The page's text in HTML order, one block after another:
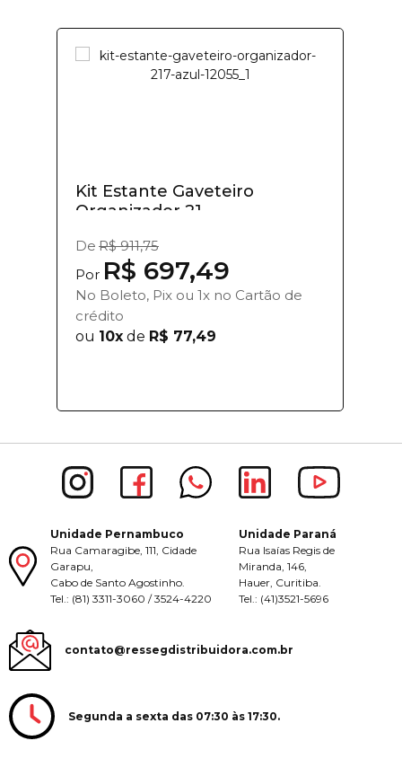
Kit Estante Gaveteiro
Organizador 21....
De R$ 911,75
Por R$ 697,49
No Boleto, Pix ou 1x no Cartão de
crédito
ou 10x de R$ 77,49
Unidade Pernambuco
Rua Camaragibe, 111, Cidade
Garapu,
Cabo de Santo Agostinho.
Tel.: (81) 3311-3060 / 3524-4220
Unidade Paraná
Rua Isaías Regis de
Miranda, 146,
Hauer, Curitiba.
Tel.: (41)3521-5696
contato@ressegdistribuidora.com.br
Segunda a sexta das 07:30 às 17:30.